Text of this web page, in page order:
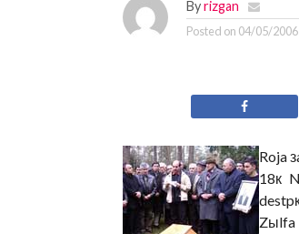
Byrizgan
Posted on 04/05/2006
Roja
18к
Zыlfa